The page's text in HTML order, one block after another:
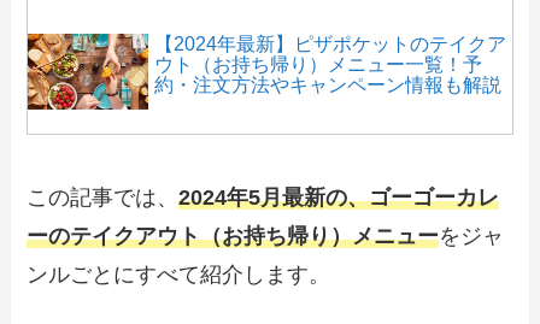
【2024年最新】ピザポケットのテイクア
ウト（お持ち帰り）メニュー一覧！予
約・注文方法やキャンペーン情報も解説
人気のテイクアウト（お持ち帰り）メニ
ューは？おすすめ商品や予約・注文方法
も紹介
この記事では、2024年5月最新の、ゴーゴーカレ
ーのテイクアウト（お持ち帰り）メニューをジャ
ンルごとにすべて紹介します。